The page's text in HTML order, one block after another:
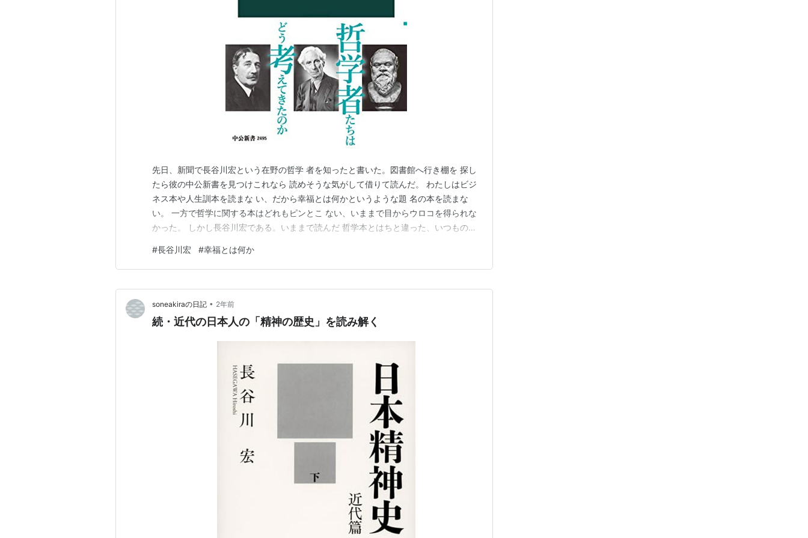
先日、新聞で長谷川宏という在野の哲学 者を知ったと書いた。図書館へ行き棚を 探し
たら彼の中公新書を見つけこれなら 読めそうな気がして借りて読んだ。 わたしはビジ
ネス本や人生訓本を読まな い、だから幸福とは何かというような題 名の本を読まな
い。 一方で哲学に関する本はどれもピンとこ ない、いままで目からウロコを得られな
かった。 しかし長谷川宏である。いままで読んだ 哲学本とはちと違った、いつものよ
を受けていること、そして先達の思考を 上書きしていくこと、という説明はウロ コだ
った、わかりやすかった。そして幸 福と…
#長谷川宏 #幸福とは何か
soneakiraの日記 • 2年前
続・近代の日本人の「精神の歴史」を読み解く